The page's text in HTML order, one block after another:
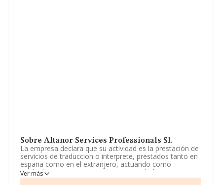
Sobre Altanor Services Professionals Sl.
La empresa declara que su actividad es la prestación de
servicios de traduccion o interprete, prestados tanto en
españa como en el extranjero, actuando como
mediador entre varias personas, sociedades o
organismos, tanto publicos como privados. La empresa
Ver más